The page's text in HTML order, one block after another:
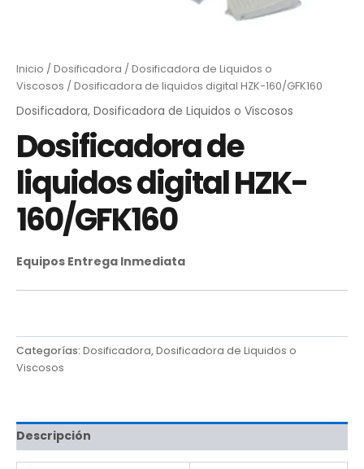
Inicio /Dosificadora /Dosificadora de Liquidos o
Viscosos / Dosificadora de liquidos digital HZK-160/GFK160
Dosificadora, Dosificadora de Liquidos o Viscosos
Dosificadora de
liquidos digital HZK-
160/GFK160
Equipos Entrega Inmediata
Categorías: Dosificadora,Dosificadora de Liquidos o
Viscosos
Descripción